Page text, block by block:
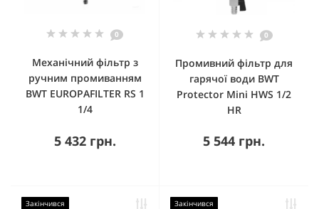
0
Механічний фільтр з
ручним промиванням
BWT EUROPAFILTER RS 1
1/4
5 432 грн.
0
Промивний фільтр для
гарячої води BWT
Protector Mini HWS 1/2
HR
5 544 грн.
Закінчився Закінчився